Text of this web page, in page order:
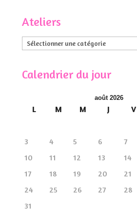
Ateliers
Ateliers
Calendrier du jour
août 2026
L M M J V
3
4 5 6 7
10
11 12 13 14
17
18 19 20 21
24
25 26 27 28
31